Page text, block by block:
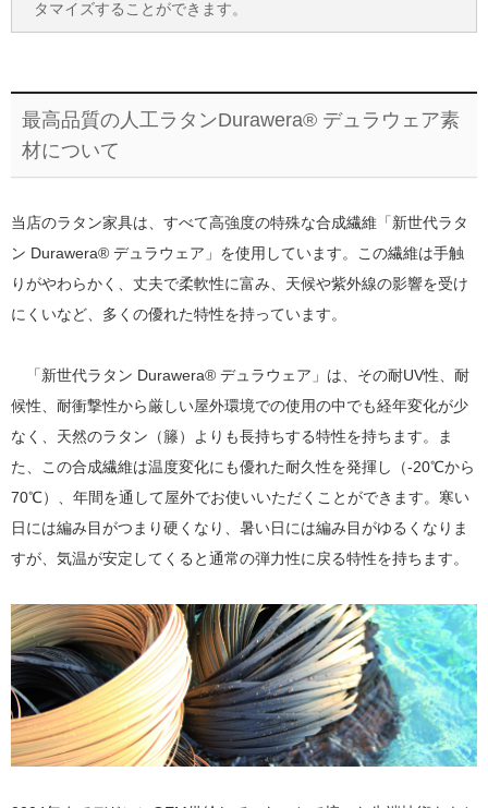
タマイズすることができます。
最高品質の人工ラタンDurawera® デュラウェア素
材について
当店のラタン家具は、すべて高強度の特殊な合成繊維「新世代ラタ
ン Durawera® デュラウェア」を使用しています。この繊維は手触
りがやわらかく、丈夫で柔軟性に富み、天候や紫外線の影響を受け
にくいなど、多くの優れた特性を持っています。
「新世代ラタン Durawera® デュラウェア」は、その耐UV性、耐
候性、耐衝撃性から厳しい屋外環境での使用の中でも経年変化が少
なく、天然のラタン（籐）よりも長持ちする特性を持ちます。ま
た、この合成繊維は温度変化にも優れた耐久性を発揮し（-20℃から
70℃）、年間を通して屋外でお使いいただくことができます。寒い
日には編み目がつまり硬くなり、暑い日には編み目がゆるくなりま
すが、気温が安定してくると通常の弾力性に戻る特性を持ちます。